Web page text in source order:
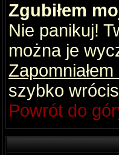
Zgubiłem
Nie panikuj!
można je
Zapomniałem
szybko
Powrót do